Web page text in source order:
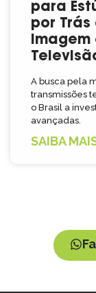
para
por
Imagem
A busca pela
transmissões
o Brasil a
avançadas.
SAIBA